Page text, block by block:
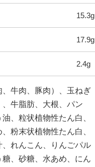
15.3g
17.9g
2.4g
、牛肉、豚肉）、玉ねぎ
、牛脂肪、大根、パン
、粒状植物性たん白、
粉末状植物性たん白、
、れんこん、りんごパル
糖、砂糖、水あめ、にん